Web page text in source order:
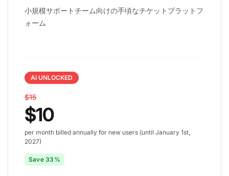
小規模サポートチーム向けの手頃なチケットプラットフ
ォーム
AI UNLOCKED
$15
$10
per month billed annually for new users (until January 1st,
2027)
Save 33%